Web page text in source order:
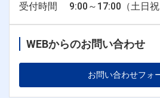
受付時間 9:00～17:00（土日祝
WEBからのお問い合わせ
お問い合わせフォ